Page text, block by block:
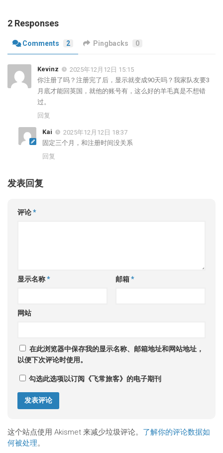
2 Responses
Comments 2 Pingbacks 0
Kevinz
2025年12月12日 15:15
你注册了吗？注册完了后，显示就变成90天吗？我家队友要3
月底才能回英国，就他的账号有，这么好的羊毛真是不想错
过。
回复
Kai
2025年12月12日 18:37
固定三个月，和注册时间没关系
回复
发表回复
评论*
显示名称* 邮箱*
网站
在此浏览器中保存我的显示名称、邮箱地址和网站地址，
以便下次评论时使用。
勾选此选项以订阅《飞常旅客》的电子期刊
这个站点使用 Akismet 来减少垃圾评论。 了解你的评论数据如
何被处理。